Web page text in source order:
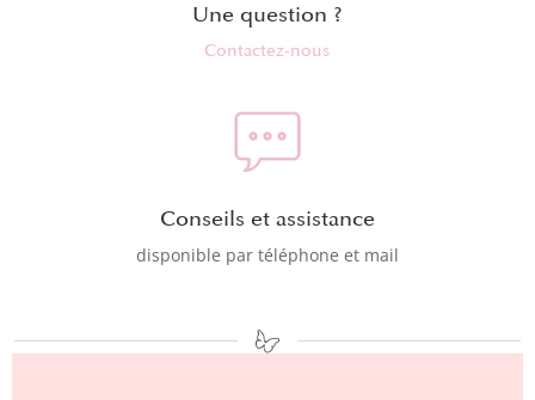
Une question ?
Contactez-nous
Conseils et assistance
disponible par téléphone et mail